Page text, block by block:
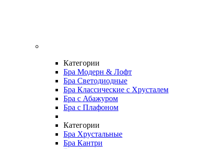
Категории
Бра Модерн & Лофт
Бра Светодиодные
Бра Классические с Хрусталем
Бра с Абажуром
Бра с Плафоном
Категории
Бра Хрустальные
Бра Кантри